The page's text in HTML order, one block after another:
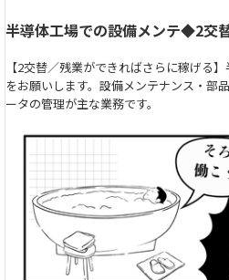
半導体工場での設備メンテ◆2交
【2交替／残業ができればさらに稼げる
をお願いします。設備メンテナンス・部
ータの管理が主な業務です。